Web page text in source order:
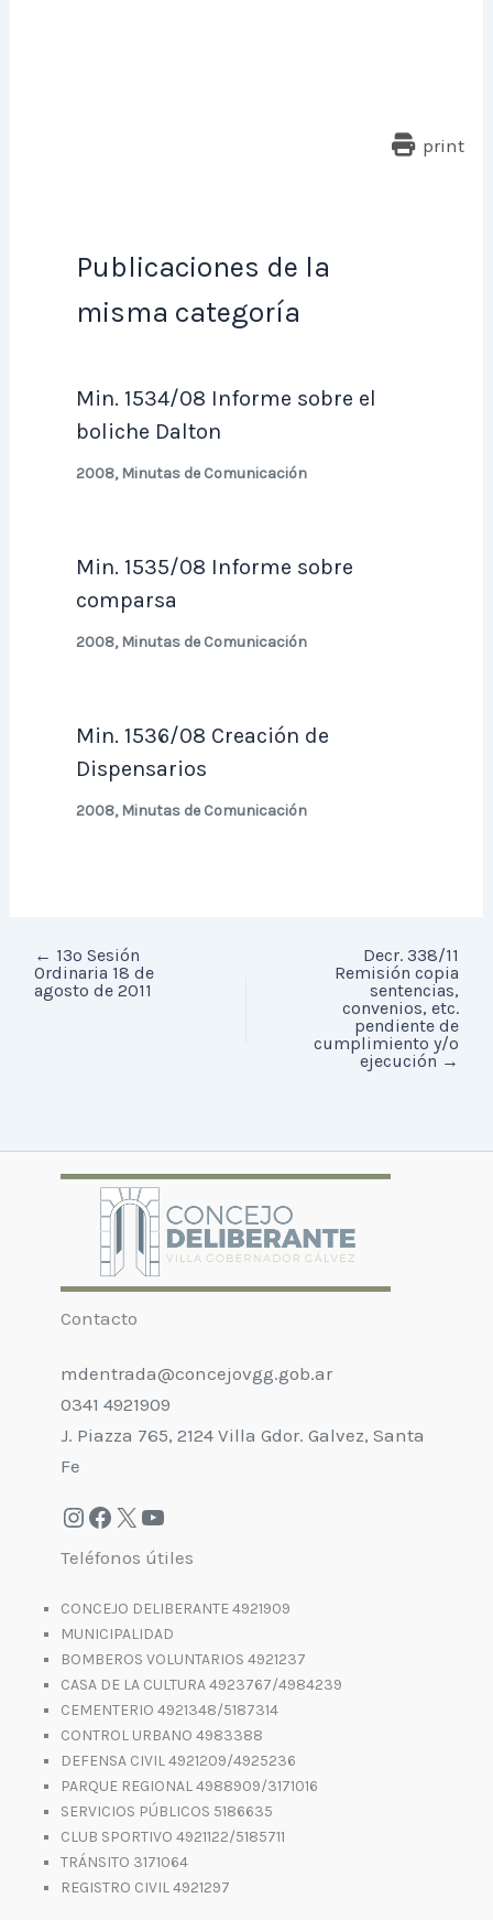
print
Publicaciones de la
misma categoría
Min. 1534/08 Informe sobre el
boliche Dalton
2008, Minutas de Comunicación
Min. 1535/08 Informe sobre
comparsa
2008, Minutas de Comunicación
Min. 1536/08 Creación de
Dispensarios
2008, Minutas de Comunicación
← 13º Sesión
Ordinaria 18 de
agosto de 2011
Decr. 338/11
Remisión copia
sentencias,
convenios, etc.
pendiente de
cumplimiento y/o
ejecución →
Contacto
mdentrada@concejovgg.gob.ar
0341 4921909
J. Piazza 765, 2124 Villa Gdor. Galvez, Santa
Fe
Teléfonos útiles
CONCEJO DELIBERANTE 4921909
MUNICIPALIDAD
BOMBEROS VOLUNTARIOS 4921237
CASA DE LA CULTURA 4923767/4984239
CEMENTERIO 4921348/5187314
CONTROL URBANO 4983388
DEFENSA CIVIL 4921209/4925236
PARQUE REGIONAL 4988909/3171016
SERVICIOS PÚBLICOS 5186635
CLUB SPORTIVO 4921122/5185711
TRÁNSITO 3171064
REGISTRO CIVIL 4921297